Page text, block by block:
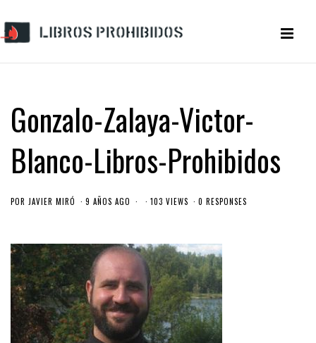
Gonzalo-Zalaya-Victor-
Blanco-Libros-Prohibidos
POR JAVIER MIRÓ 9 AÑOS AGO 103 VIEWS 0 RESPONSES